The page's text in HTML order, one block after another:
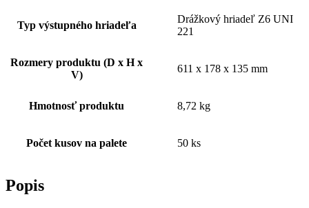
Typ výstupného hriadeľa
Drážkový hriadeľ Z6 UNI
221
Rozmery produktu (D x H x
V)
611 x 178 x 135 mm
Hmotnosť produktu 8,72 kg
Počet kusov na palete 50 ks
Popis